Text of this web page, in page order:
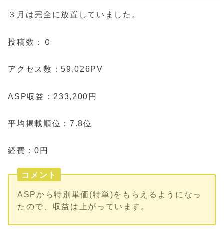
３月は完全に放置していました。
投稿数：０
アクセス数：59,026PV
ASP収益：233,200円
平均掲載順位：7.8位
経費：0円
コメント
ASPから特別単価(特単)をもらえるようになっ
たので、収益は上がっています。